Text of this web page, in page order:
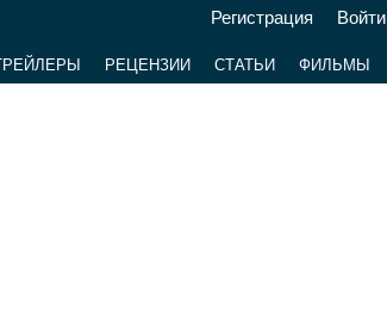
Регистрация Войти
РЕЦЕНЗИИ СТАТЬИ ФИЛЬМЫ